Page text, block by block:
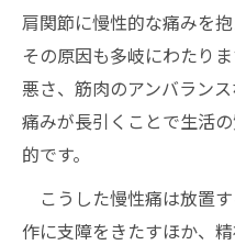
肩関節に慢性的な痛みを
その原因も多岐にわたり
悪さ、筋肉のアンバラン
痛みが長引くことで生活
的です。
こうした慢性痛は放置
作に支障をきたすほか、